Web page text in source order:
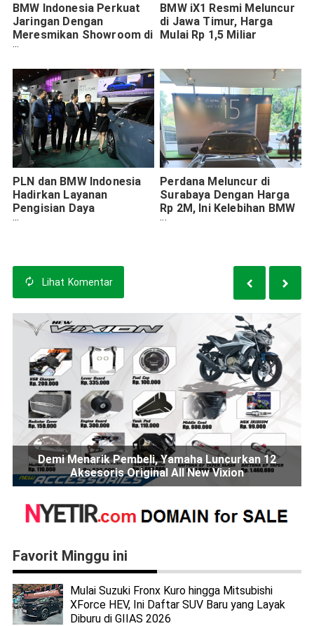
BMW Indonesia Perkuat
Jaringan Dengan
Meresmikan Showroom di
Medan
BMW iX1 Resmi Meluncur
di Jawa Timur, Harga
Mulai Rp 1,5 Miliar
PLN dan BMW Indonesia
Hadirkan Layanan
Pengisian Daya
Kendaraan Listrik
Perdana Meluncur di
Surabaya Dengan Harga
Rp 2M, Ini Kelebihan BMW
i5
Lihat Komentar
Demi Menarik Pembeli, Yamaha Luncurkan 12
Aksesoris Original All New Vixion
Favorit Minggu ini
Mulai Suzuki Fronx Kuro hingga Mitsubishi
XForce HEV, Ini Daftar SUV Baru yang Layak
Diburu di GIIAS 2026